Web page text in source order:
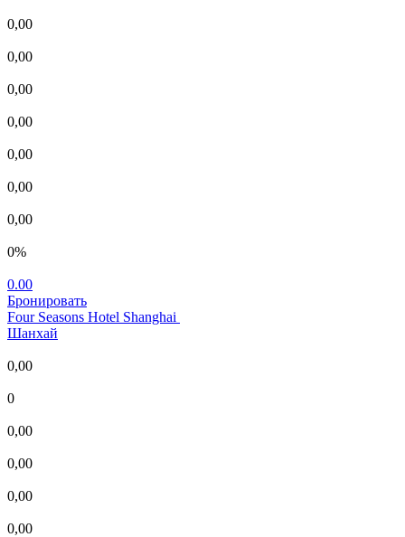
0,00
0,00
0,00
0,00
0,00
0,00
0,00
0%
0.00
Бронировать
Four Seasons Hotel Shanghai
Шанхай
0,00
0
0,00
0,00
0,00
0,00